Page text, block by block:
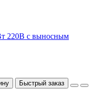
220В с выносным
Быстрый заказ